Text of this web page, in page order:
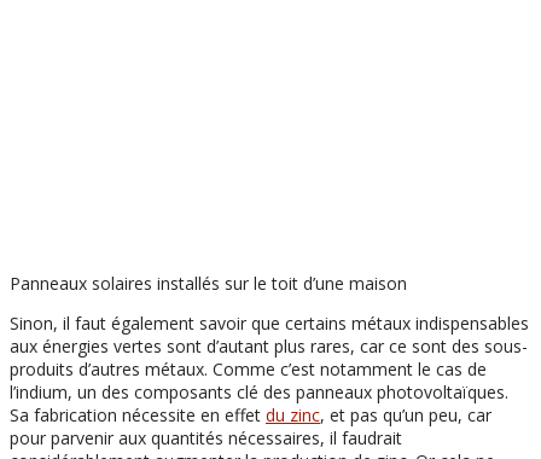
Panneaux solaires installés sur le toit d’une maison
Sinon, il faut également savoir que certains métaux indispensables
aux énergies vertes sont d’autant plus rares, car ce sont des sous-
produits d’autres métaux. Comme c’est notamment le cas de
l’indium, un des composants clé des panneaux photovoltaïques.
Sa fabrication nécessite en effet du zinc, et pas qu’un peu, car
pour parvenir aux quantités nécessaires, il faudrait